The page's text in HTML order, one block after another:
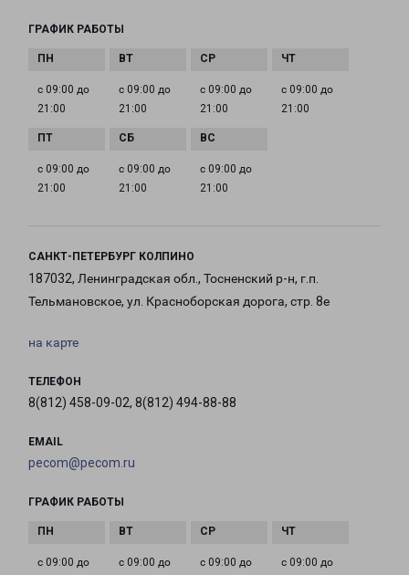
ГРАФИК РАБОТЫ
с 09:00 до
21:00
с 09:00 до
21:00
с 09:00 до
21:00
с 09:00 до
21:00
с 09:00 до
21:00
с 09:00 до
21:00
с 09:00 до
21:00
САНКТ-ПЕТЕРБУРГ КОЛПИНО
187032, Ленинградская обл., Тосненский р-н, г.п.
Тельмановское, ул. Красноборская дорога, стр. 8е
на карте
ТЕЛЕФОН
8(812) 458-09-02, 8(812) 494-88-88
EMAIL
pecom@pecom.ru
ГРАФИК РАБОТЫ
с 09:00 до с 09:00 до с 09:00 до с 09:00 до